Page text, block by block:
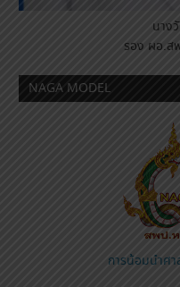
นาง
รอง ผอ.ส
NAGA MODEL
การน้อมนำศา